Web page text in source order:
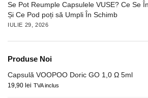
Se Pot Reumple Capsulele VUSE? Ce Se
Și Ce Pod poți să Umpli În Schimb
IULIE 29, 2026
Produse Noi
Capsulă VOOPOO Doric GO 1,0 Ω 5ml
19,90 lei TVA inclus